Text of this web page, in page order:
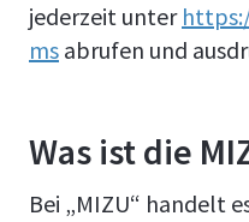
jederzeit unter
ms abrufen und
Was ist die
Bei „MIZU“ handelt